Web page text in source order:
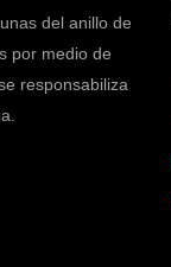
del anillo de
por medio de
responsabiliza